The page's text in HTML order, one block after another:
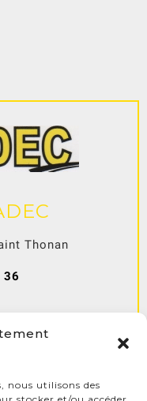
nous utilisons des
Thonan